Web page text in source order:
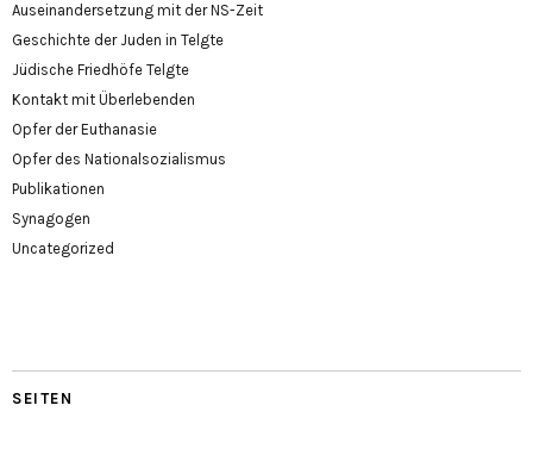
Auseinandersetzung mit der NS-Zeit
Geschichte der Juden in Telgte
Jüdische Friedhöfe Telgte
Kontakt mit Überlebenden
Opfer der Euthanasie
Opfer des Nationalsozialismus
Publikationen
Synagogen
Uncategorized
SEITEN